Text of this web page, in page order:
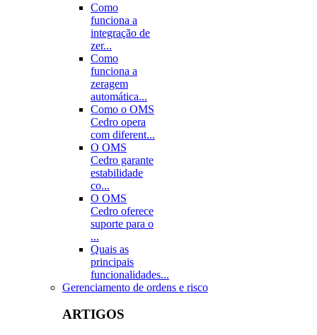
Como
funciona a
integração de
zer...
Como
funciona a
zeragem
automática...
Como o OMS
Cedro opera
com diferent...
O OMS
Cedro garante
estabilidade
co...
O OMS
Cedro oferece
suporte para o
...
Quais as
principais
funcionalidades...
Gerenciamento de ordens e risco
ARTIGOS